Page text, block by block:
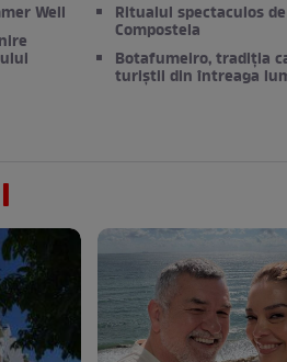
Well
Ritualul spectaculos
Compostela
Botafumeiro, tradiția
turiștii din întreaga